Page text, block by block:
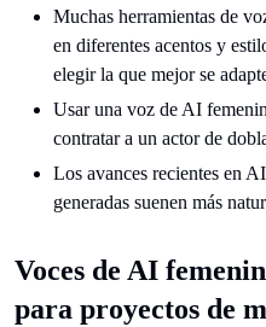
Muchas herramientas de
en diferentes acentos y
elegir la que mejor se
Usar una voz de AI
contratar a un actor de
Los avances recientes en
generadas suenen más
Voces de AI
para proyectos de